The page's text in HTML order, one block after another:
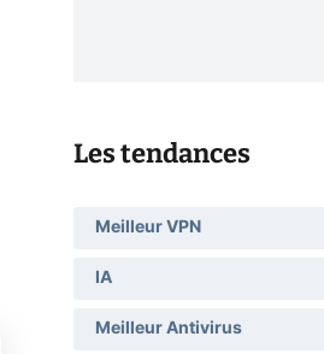
Les tendances
Meilleur VPN
IA
Meilleur Antivirus